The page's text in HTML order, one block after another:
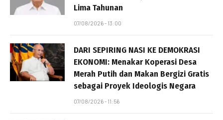
Lima Tahunan
07/08/2026 - 13:00
DARI SEPIRING NASI KE DEMOKRASI
EKONOMI: Menakar Koperasi Desa
Merah Putih dan Makan Bergizi Gratis
sebagai Proyek Ideologis Negara
07/08/2026 - 11:56